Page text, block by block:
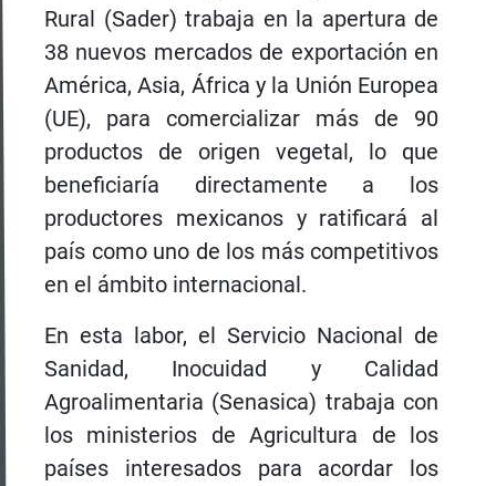
Rural (Sader) trabaja en la apertura de
38 nuevos mercados de exportación en
América, Asia, África y la Unión Europea
(UE), para comercializar más de 90
productos de origen vegetal, lo que
beneficiaría directamente a los
productores mexicanos y ratificará al
país como uno de los más competitivos
en el ámbito internacional.
En esta labor, el Servicio Nacional de
Sanidad, Inocuidad y Calidad
Agroalimentaria (Senasica) trabaja con
los ministerios de Agricultura de los
países interesados para acordar los